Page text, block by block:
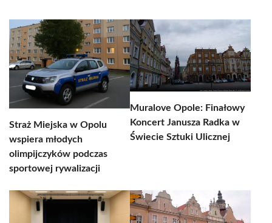
Straż Miejska w Opolu
wspiera młodych
olimpijczyków podczas
sportowej rywalizacji
Muralove Opole: Finałowy
Koncert Janusza Radka w
Świecie Sztuki Ulicznej